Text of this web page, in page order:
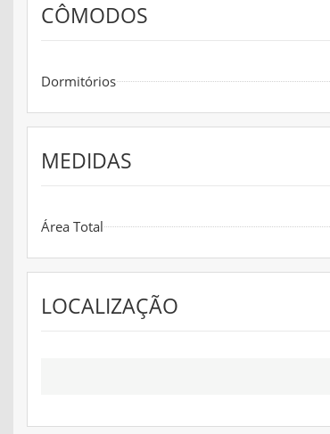
CÔMODOS
Dormitórios
MEDIDAS
Área Total
LOCALIZAÇÃO